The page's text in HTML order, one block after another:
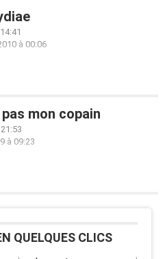
à 00:06
mon copain
à 09:23
QUELQUES CLICS